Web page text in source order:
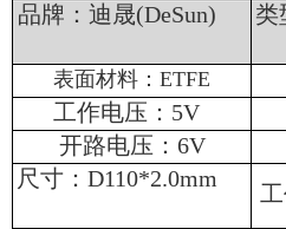
品牌：迪晟(DeSun)
表面材料：ETFE
工作电压：5V
开路电压：6V
尺寸：D110*2.0mm